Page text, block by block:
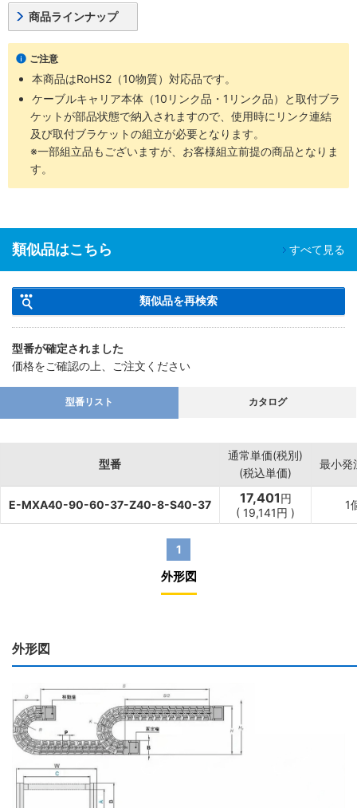
商品ラインナップ
ご注意
本商品はRoHS2（10物質）対応品です。
ケーブルキャリア本体（10リンク品・1リンク品）と取付ブラ
ケットが部品状態で納入されますので、使用時にリンク連結
及び取付ブラケットの組立が必要となります。
※一部組立品もございますが、お客様組立前提の商品となりま
す。
類似品はこちら すべて見る
類似品を再検索
型番が確定されました
価格をご確認の上、ご注文ください
型番リスト カタログ
型番
通常単価(税別)
(税込単価)
最小発
E-MXA40-90-60-37-Z40-8-S40-37 17,401円
( 19,141円 )
1
1
外形図
外形図